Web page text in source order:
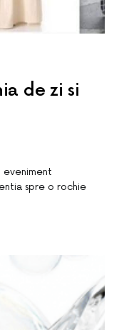
de zi si
eveniment
spre o rochie